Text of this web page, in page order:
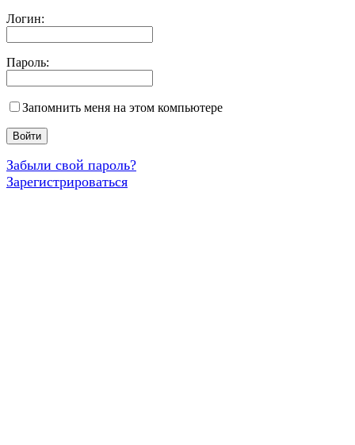
Логин:
Пароль:
Запомнить меня на этом компьютере
Забыли свой пароль?
Зарегистрироваться